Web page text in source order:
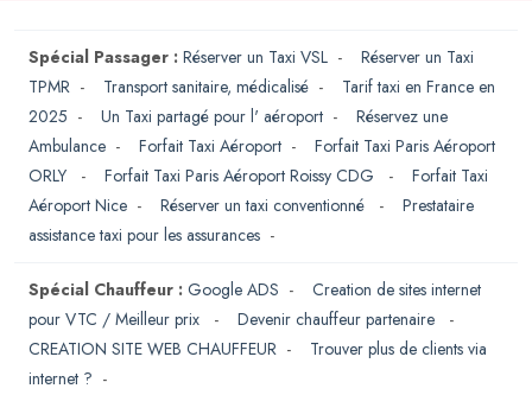
Spécial Passager : Réserver un Taxi VSL - Réserver un Taxi
TPMR - Transport sanitaire, médicalisé - Tarif taxi en France en
2025 - Un Taxi partagé pour l' aéroport - Réservez une
Ambulance - Forfait Taxi Aéroport - Forfait Taxi Paris Aéroport
ORLY
- Forfait Taxi Paris Aéroport Roissy CDG - Forfait Taxi
Aéroport Nice - Réserver un taxi conventionné - Prestataire
assistance taxi pour les assurances -
Spécial Chauffeur : Google ADS - Creation de sites internet
pour VTC / Meilleur prix
- Devenir chauffeur partenaire
-
CREATION SITE WEB CHAUFFEUR - Trouver plus de clients via
internet ? -